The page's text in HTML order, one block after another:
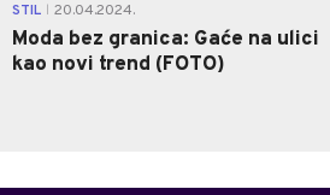
STIL 20.04.2024.
Moda bez granica: Gaće na ulici
kao novi trend (FOTO)